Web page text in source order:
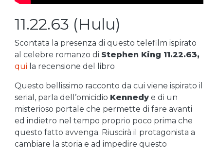
11.22.63 (Hulu)
Scontata la presenza di questo telefilm ispirato
al celebre romanzo di Stephen King 11.22.63,
qui la recensione del libro
Questo bellissimo racconto da cui viene ispirato il
serial, parla dell’omicidio Kennedy e di un
misterioso portale che permette di fare avanti
ed indietro nel tempo proprio poco prima che
questo fatto avvenga. Riuscirà il protagonista a
cambiare la storia e ad impedire questo